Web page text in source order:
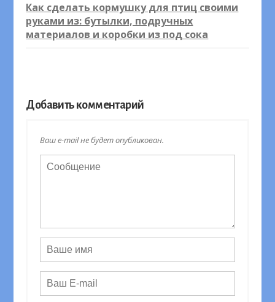
Как сделать кормушку для птиц своими
руками из: бутылки, подручных
материалов и коробки из под сока
Добавить комментарий
Ваш e-mail не будет опубликован.